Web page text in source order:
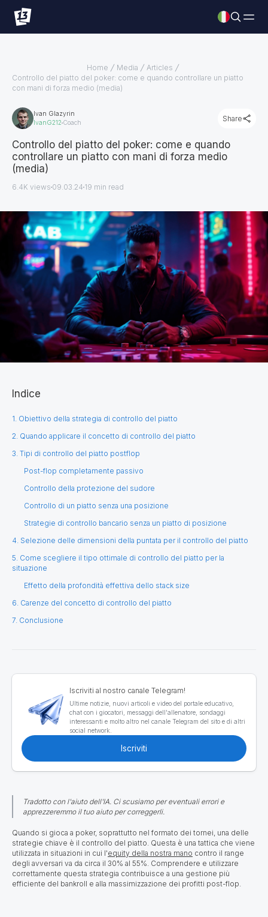
Home Media
Articles
Controllo del piatto del poker: come e quando controllare un piatto
con mani di forza medio (media)
Ivan Glazyrin
IvanG212 Coach Share
Controllo del piatto del poker: come e quando
controllare un piatto con mani di forza medio
(media)
6.4K views 09.03.24 19 min read
Indice
1. Obiettivo della strategia di controllo del piatto
2. Quando applicare il concetto di controllo del piatto
3. Tipi di controllo del piatto postflop
Post-flop completamente passivo
Controllo della protezione del sudore
Controllo di un piatto senza una posizione
Strategie di controllo bancario senza un piatto di posizione
4. Selezione delle dimensioni della puntata per il controllo del piatto
5. Come scegliere il tipo ottimale di controllo del piatto per la
situazione
Effetto della profondità effettiva dello stack size
6. Carenze del concetto di controllo del piatto
7. Conclusione
Iscriviti al nostro canale Telegram!
Ultime notizie, nuovi articoli e video del portale educativo,
chat con i giocatori, messaggi dell'allenatore, sondaggi
interessanti e molto altro nel canale Telegram del sito e di altri
social network.
Iscriviti
Tradotto con l'aiuto dell'IA. Ci scusiamo per eventuali errori e
apprezzeremmo il tuo aiuto per correggerli.
Quando si gioca a poker, soprattutto nel formato dei tornei, una delle
strategie chiave è il controllo del piatto. Questa è una tattica che viene
utilizzata in situazioni in cui l'equity della nostra mano contro il range
degli avversari va da circa il 30% al 55%. Comprendere e utilizzare
correttamente questa strategia contribuisce a una gestione più
efficiente del bankroll e alla massimizzazione dei profitti post-flop.